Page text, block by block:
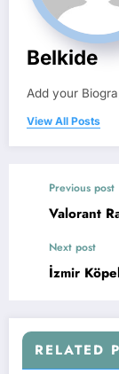
Belkide
Add your
View All Posts
Previous post
Valorant
Next post
İzmir
RELATED